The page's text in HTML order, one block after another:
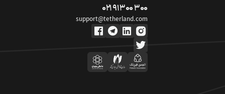
۰۲۱ ۹۱ ۳۰۰ ۳۰۰
support@tetherland.com